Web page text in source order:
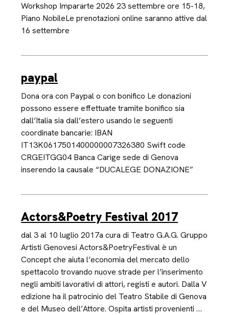
Workshop Impararte 2026 23 settembre ore 15-18,
Piano NobileLe prenotazioni online saranno attive dal
16 settembre
paypal
Dona ora con Paypal o con bonifico Le donazioni
possono essere effettuate tramite bonifico sia
dall’Italia sia dall’estero usando le seguenti
coordinate bancarie: IBAN
IT13K0617501400000007326380 Swift code
CRGEITGG04 Banca Carige sede di Genova
inserendo la causale “DUCALEGE DONAZIONE”
Actors&Poetry Festival 2017
dal 3 al 10 luglio 2017a cura di Teatro G.A.G. Gruppo
Artisti Genovesi Actors&PoetryFestival è un
Concept che aiuta l’economia del mercato dello
spettacolo trovando nuove strade per l’inserimento
negli ambiti lavorativi di attori, registi e autori. Dalla V
edizione ha il patrocinio del Teatro Stabile di Genova
e del Museo dell’Attore. Ospita artisti provenienti …